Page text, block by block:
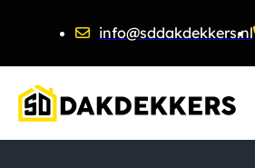
info@sddakdekkers.nl